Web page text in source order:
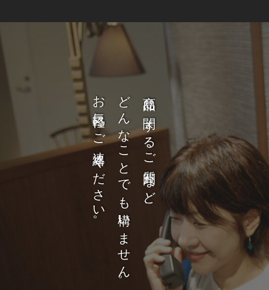
商品に関するご質問など、
どんなことでも構いません。
お気軽にご連絡ください。